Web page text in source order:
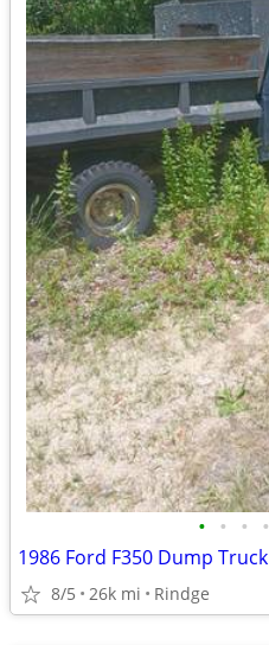
• • • •
1986 Ford F350 Dump Truck
8/5 26k mi Rindge